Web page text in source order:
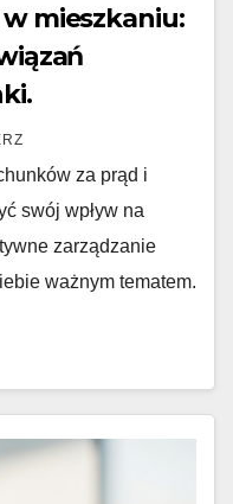
mieszkaniu:
za prąd i
swój wpływ na
zarządzanie
ważnym tematem.